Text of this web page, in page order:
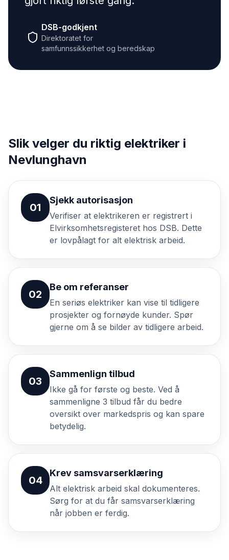
DSB-godkjent
Direktoratet for
samfunnssikkerhet og beredskap
Slik velger du riktig elektriker i
Nevlunghavn
01
Sjekk autorisasjon
Verifiser at elektrikeren er registrert i
Elvirksomhetsregisteret hos DSB. Dette
er lovpålagt for alt elektrisk arbeid.
02
Be om referanser
En seriøs elektriker kan vise til tidligere
prosjekter og fornøyde kunder. Spør
gjerne om å se bilder av tidligere arbeid.
03
Sammenlign tilbud
Ikke gå for første og beste. Ved å
sammenligne 3 tilbud får du bedre
oversikt over markedspris og kan spare
betydelig.
04
Krev samsvarserklæring
Alt elektrisk arbeid skal dokumenteres.
Sørg for at du får samsvarserklæring
når jobben er ferdig.